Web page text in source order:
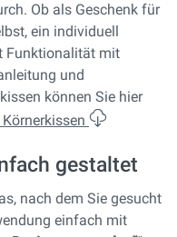
Ob als Geschenk für
ein individuell
Funktionalität mit
und
können Sie hier
gestaltet
nach dem Sie gesucht
einfach mit